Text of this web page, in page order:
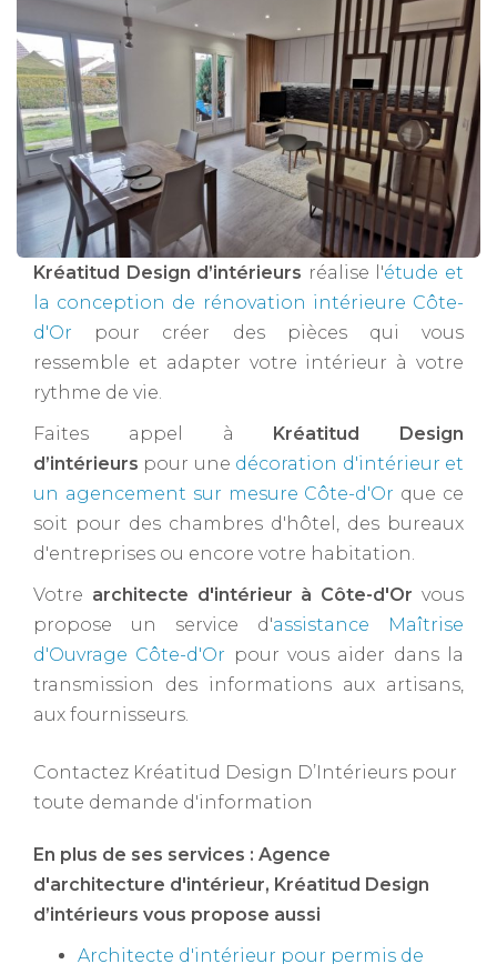
Kréatitud Design d’intérieurs réalise l'étude et
la conception de rénovation intérieure Côte-
d'Or pour créer des pièces qui vous
ressemble et adapter votre intérieur à votre
rythme de vie.
Faites appel à
Kréatitud Design
d’intérieurs pour une décoration d'intérieur et
un agencement sur mesure Côte-d'Or que ce
soit pour des chambres d'hôtel, des bureaux
d'entreprises ou encore votre habitation.
Votre architecte d'intérieur à Côte-d'Or ​vous
propose un service d'assistance Maîtrise
d'Ouvrage Côte-d'Or pour vous aider dans la
transmission des informations aux artisans,
aux fournisseurs.
Contactez Kréatitud Design D’Intérieurs pour
toute demande d'information
En plus de ses services : Agence
d'architecture d'intérieur, Kréatitud Design
d’intérieurs vous propose aussi
Architecte d'intérieur pour permis de